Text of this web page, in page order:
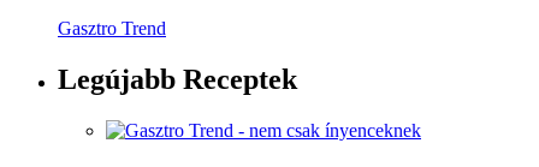
Gasztro Trend
Legújabb Receptek